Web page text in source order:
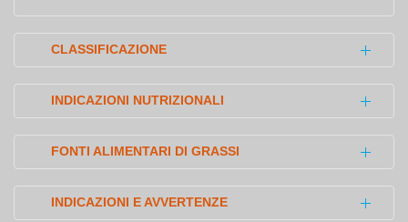
CLASSIFICAZIONE
In base alla loro struttura chimica i lipidi
possono essere classificati in:
semplici, formati esclusivamente da
Comprendono i glicerici, le cere, i
INDICAZIONI NUTRIZIONALI
Secondo le Linee Guida per una corretta
alimentazione, il 20-35% delle calorie
giornaliere dovrebbe provenire dai grassi, di
FONTI ALIMENTARI DI GRASSI
I lipidi sono presenti nella maggior parte dei
INDICAZIONI E AVVERTENZE